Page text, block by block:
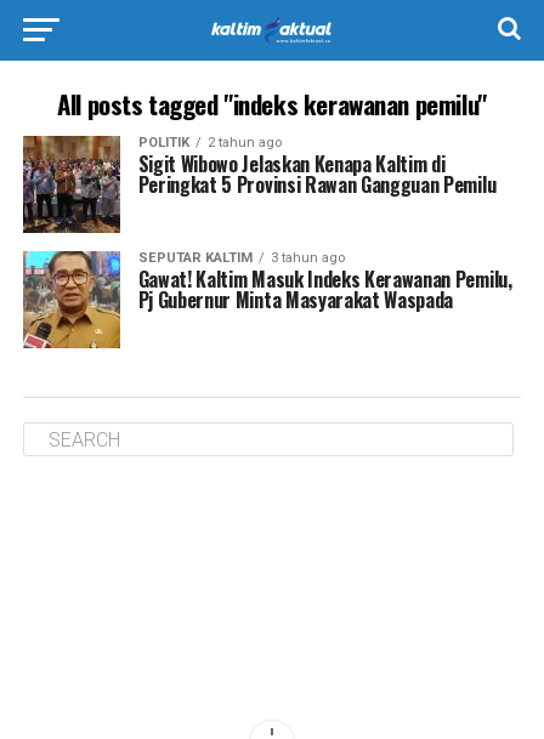
All posts tagged "indeks kerawanan pemilu"
POLITIK 2 tahun ago
Sigit Wibowo Jelaskan Kenapa Kaltim di
Peringkat 5 Provinsi Rawan Gangguan Pemilu
SEPUTAR KALTIM 3 tahun ago
Gawat! Kaltim Masuk Indeks Kerawanan Pemilu,
Pj Gubernur Minta Masyarakat Waspada